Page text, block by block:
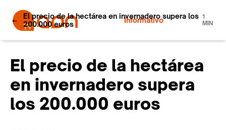
Informativo
El precio de la hectárea en invernadero supera los
200.000 euros
1
MIN
El precio de la hectárea
en invernadero supera
los 200.000 euros